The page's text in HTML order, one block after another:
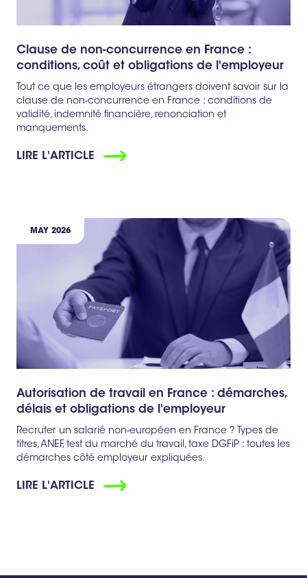
Clause de non-concurrence en France :
conditions, coût et obligations de l'employeur
Tout ce que les employeurs étrangers doivent savoir sur la
clause de non-concurrence en France : conditions de
validité, indemnité financière, renonciation et
manquements.
LIRE L'ARTICLE
MAY 2026
Autorisation de travail en France : démarches,
délais et obligations de l'employeur
Recruter un salarié non-européen en France ? Types de
titres, ANEF, test du marché du travail, taxe DGFiP : toutes les
démarches côté employeur expliquées.
LIRE L'ARTICLE